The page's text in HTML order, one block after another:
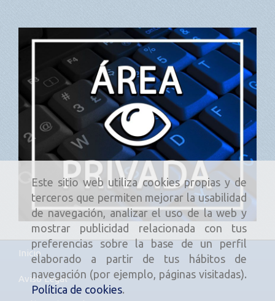
Este sitio web utiliza cookies propias y de
terceros que permiten mejorar la usabilidad
de navegación, analizar el uso de la web y
mostrar publicidad relacionada con tus
preferencias sobre la base de un perfil
elaborado a partir de tus hábitos de
navegación (por ejemplo, páginas visitadas).
Política de cookies.
Inicio
Aviso Legal